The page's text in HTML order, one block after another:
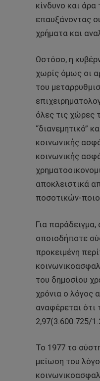
κίνδυνο και
επαυξάνοντας
χρήματα και
Ωστόσο, η
χωρίς όμως οι
του
όλες τις χώρες
“διανεμητικό”
κοινωνικής
κοινωνικής
αποκλειστικά
ποσοτικών-
Για
οποιοδήποτε
προκειμένη
του δημοσίου
χρόνια ο λόγος
αναφέρεται
2,97(3.600.725/
Το 1977 το
μείωση του